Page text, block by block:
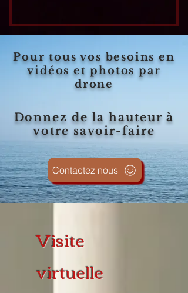
Pour tous vos besoins en
vidéos et photos par
drone
Donnez de la hauteur à
votre savoir-faire
Contactez nous
Visite
virtuelle